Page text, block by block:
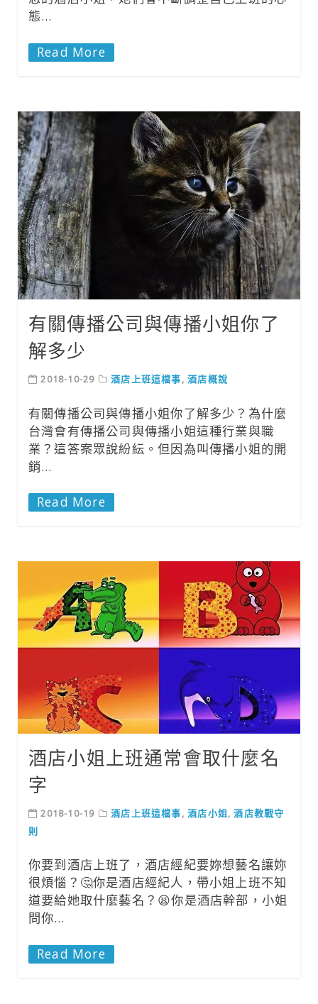
態…
Read More
有關傳播公司與傳播小姐你了
解多少
2018-10-29 酒店上班這檔事,酒店概說
有關傳播公司與傳播小姐你了解多少？為什麼
台灣會有傳播公司與傳播小姐這種行業與職
業？這答案眾說紛紜。但因為叫傳播小姐的開
銷…
Read More
酒店小姐上班通常會取什麼名
字
2018-10-19 酒店上班這檔事,酒店小姐,酒店教戰守
則
你要到酒店上班了，酒店經紀要妳想藝名讓妳
很煩惱？🤔你是酒店經紀人，帶小姐上班不知
道要給她取什麼藝名？😫你是酒店幹部，小姐
問你…
Read More